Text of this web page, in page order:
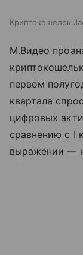
Криптокошелек
М.Видео
первом
квартала
цифровых
сравнению с I
выражении —